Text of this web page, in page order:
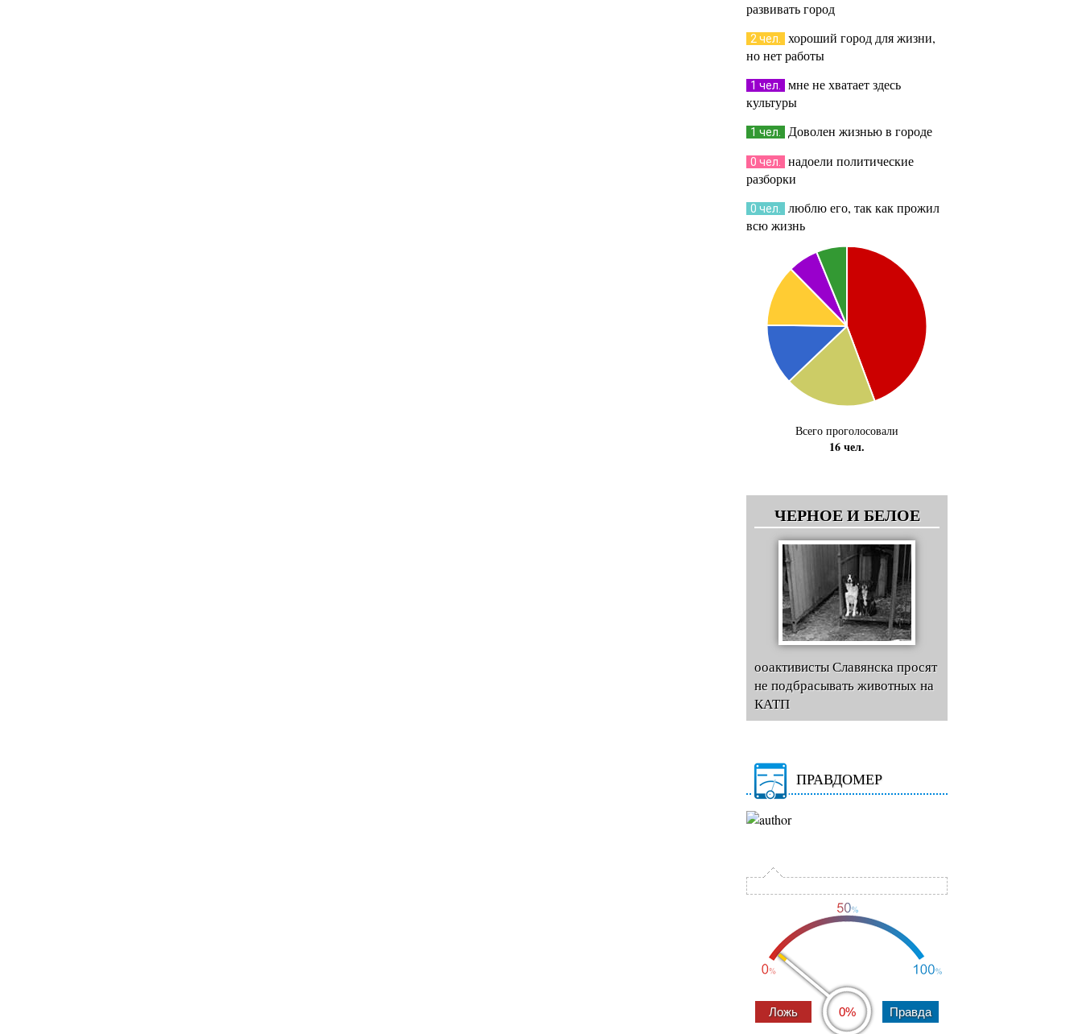
развивать город
2 чел.
хороший город для жизни,
но нет работы
1 чел.
мне не хватает здесь
культуры
1 чел. Доволен жизнью в городе
0 чел.
надоели политические
разборки
0 чел.
люблю его, так как прожил
всю жизнь
Всего проголосовали
16 чел.
ЧЕРНОЕ И БЕЛОЕ
ооактивисты Славянска просят
не подбрасывать животных на
КАТП
ПРАВДОМЕР
0%